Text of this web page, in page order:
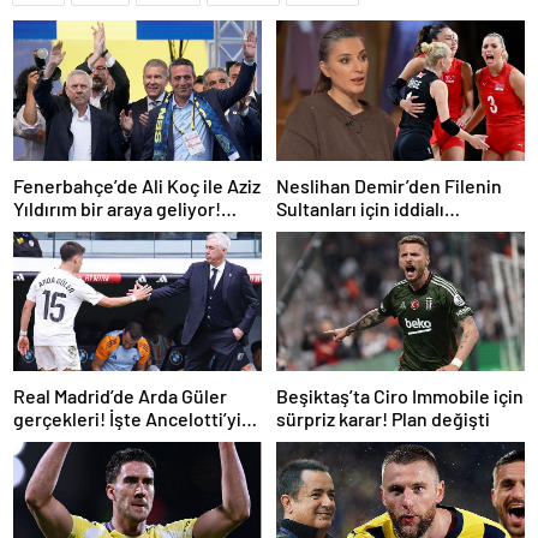
Fenerbahçe’de Ali Koç ile Aziz
Yıldırım bir araya geliyor!
Toplanan imza sayısı ortaya
çıktı
Neslihan Demir’den Filenin
Sultanları için iddialı
açıklama!
Real Madrid’de Arda Güler
gerçekleri! İşte Ancelotti’yi
yol ayrımına götüren
sebepler
Beşiktaş’ta Ciro Immobile için
sürpriz karar! Plan değişti